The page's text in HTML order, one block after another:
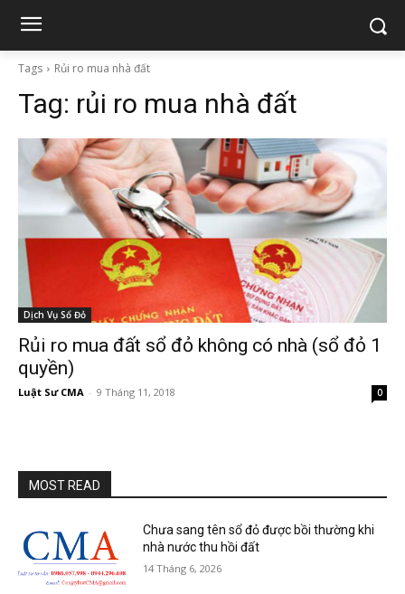
Tags Rủi ro mua nhà đất
Tag: rủi ro mua nhà đất
Dịch Vụ Sổ Đỏ
Rủi ro mua đất sổ đỏ không có nhà (sổ đỏ 1
quyền)
Luật Sư CMA - 9 Tháng 11, 2018 0
MOST READ
Chưa sang tên sổ đỏ được bồi thường khi
nhà nước thu hồi đất
14 Tháng 6, 2026